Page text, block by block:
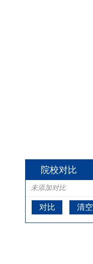
院校对比
未添加对比
对比 清空